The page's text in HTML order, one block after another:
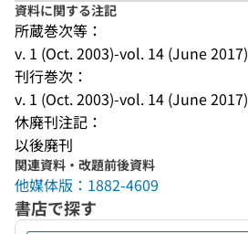
資料に関する注記
所蔵巻次等：
v. 1 (Oct. 2003)-vol. 14 (June 2017)
刊行巻次：
v. 1 (Oct. 2003)-vol. 14 (June 2017)
休廃刊注記：
以後廃刊
関連資料・改題前後資料
他媒体版：1882-4609
書店で探す